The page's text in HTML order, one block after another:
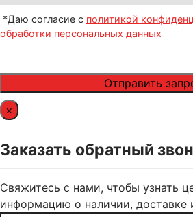
*Даю согласие с политикой
обработки персональных данных
×
Заказать обратный
Свяжитесь с нами, чтобы узнать
информацию о наличии, доставке